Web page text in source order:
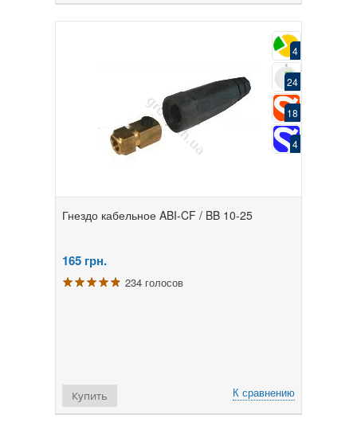
4
24
18
4
Гнездо кабельное ABI-CF / BB 10-25
165 грн.
234 голосов
К сравнению
Купить